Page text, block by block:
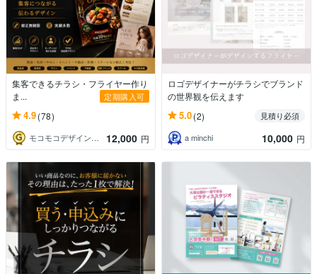
集客できるチラシ・フライヤー作り
ま...
定期購入可
4.9(78)
モコモコデザイン事務所 12,000 円
ロゴデザイナーがチラシでブランド
の世界観を伝えます
5.0(2)
見積り必須
a minchi
10,000 円